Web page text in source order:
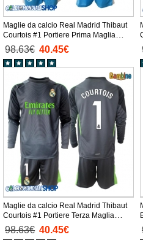
Maglie da calcio Real Madrid Thibaut
Courtois #1 Portiere Prima Maglia
Bambino 2025-26 Manica Lunga +
Pantaloni corti)
98.63€ 40.45€
Maglie da calcio Real Madrid Thibaut
Courtois #1 Portiere Terza Maglia
Bambino 2025-26 Manica Lunga +
Pantaloni corti)
98.63€ 40.45€